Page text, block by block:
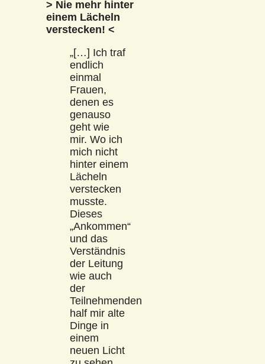
> Nie mehr hinter
einem Lächeln
verstecken! <
„[…] Ich traf
endlich
einmal
Frauen,
denen es
genauso
geht wie
mir. Wo ich
mich nicht
hinter einem
Lächeln
verstecken
musste.
Dieses
„Ankommen“
und das
Verständnis
der Leitung
wie auch
der
Teilnehmenden
half mir alte
Dinge in
einem
neuen Licht